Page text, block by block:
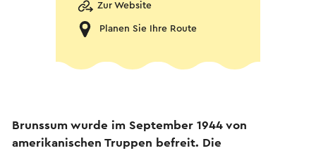
Zur Website
Planen Sie Ihre Route
Brunssum wurde im September 1944 von
amerikanischen Truppen befreit. Die